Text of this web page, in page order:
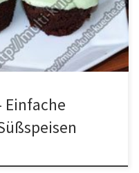
Zucker mit der Butter
Einfache